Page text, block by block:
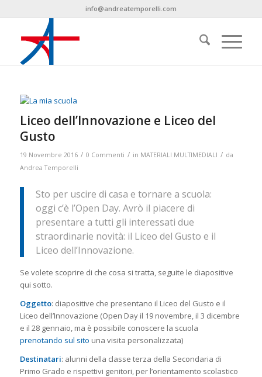
info@andreatemporelli.com
Liceo dell’Innovazione e Liceo del
Gusto
19 Novembre 2016 / 0 Commenti / in MATERIALI MULTIMEDIALI / da
Andrea Temporelli
Sto per uscire di casa e tornare a scuola:
oggi c’è l’Open Day. Avrò il piacere di
presentare a tutti gli interessati due
straordinarie novità: il Liceo del Gusto e il
Liceo dell’Innovazione.
Se volete scoprire di che cosa si tratta, seguite le diapositive
qui sotto.
Oggetto: diapositive che presentano il Liceo del Gusto e il
Liceo dell’Innovazione (Open Day il 19 novembre, il 3 dicembre
e il 28 gennaio, ma è possibile conoscere la scuola
prenotando sul sito una visita personalizzata)
Destinatari: alunni della classe terza della Secondaria di
Primo Grado e rispettivi genitori, per l’orientamento scolastico